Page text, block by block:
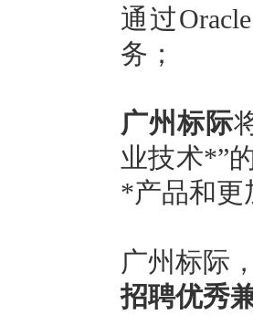
通过
务；
广州标际
业技术*”
*产品和更
广州标际
招聘优秀